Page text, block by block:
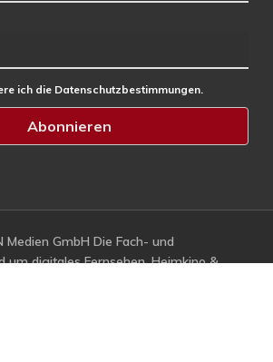
ich die Datenschutzbestimmungen.
GmbH Die Fach- und
um digitales Fernsehen, Heimkino &